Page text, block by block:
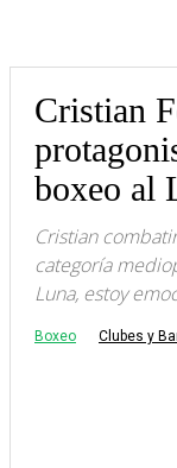
Cristian
boxeo al
Cristian
categoría
Luna, estoy
Boxeo Clubes y